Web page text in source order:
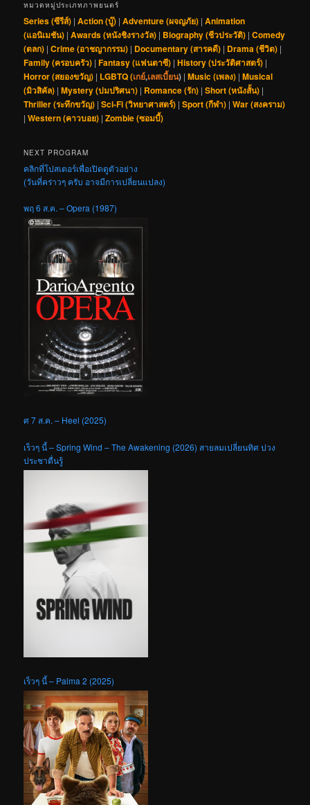
หมวดหมู่ประเภทภาพยนตร์
Series (ซีรีส์) |Action (บู๊) |Adventure (ผจญภัย) |Animation
(แอนิเมชัน) |Awards (หนังชิงรางวัล) | Biography (ชีวประวัติ) |Comedy
(ตลก) |Crime (อาชญากรรม) | Documentary (สารคดี) | Drama (ชีวิต) |
Family (ครอบครัว) |Fantasy (แฟนตาซี) |History (ประวัติศาสตร์) |
Horror (สยองขวัญ) | LGBTQ (เกย์,เลสเบี้ยน) |Music (เพลง) |Musical
(มิวสิคัล) |Mystery (ปมปริศนา) | Romance (รัก) |Short (หนังสั้น) |
Thriller (ระทึกขวัญ) |Sci-Fi (วิทยาศาสตร์) |Sport (กีฬา) |War (สงคราม)
|Western (คาวบอย) |Zombie (ซอมบี้)
NEXT PROGRAM
คลิกที่โปสเตอร์เพื่อเปิดดูตัวอย่าง
(วันที่คร่าวๆ ครับ อาจมีการเปลี่ยนแปลง)
พฤ 6 ส.ค. – Opera (1987)
ศ 7 ส.ค. – Heel (2025)
เร็วๆ นี้ – Spring Wind – The Awakening (2026) สายลมเปลี่ยนทิศ ปวง
ประชาตื่นรู้
เร็วๆ นี้ – Palma 2 (2025)